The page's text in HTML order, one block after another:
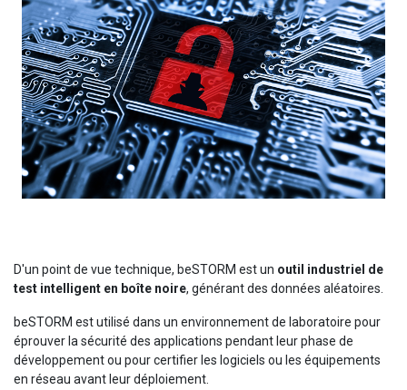
D'un point de vue technique, beSTORM est un outil industriel de
test intelligent en boîte noire, générant des données aléatoires.
beSTORM est utilisé dans un environnement de laboratoire pour
éprouver la sécurité des applications pendant leur phase de
développement ou pour certifier les logiciels ou les équipements
en réseau avant leur déploiement.